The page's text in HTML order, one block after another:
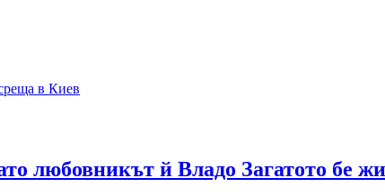
в Киев
любовникът й Владо Загатото бе